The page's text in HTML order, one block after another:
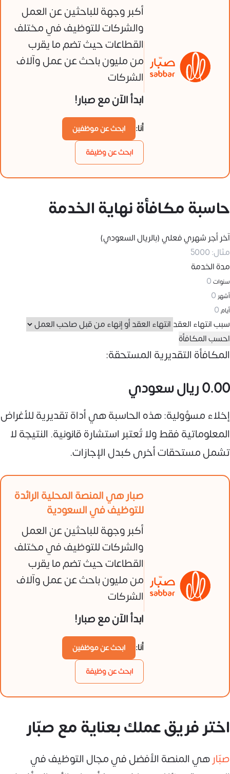
أكبر وجهة للباحثين عن العمل
والشركات للتوظيف في مختلف
القطاعات حيث تضم ما يقرب
من مليون باحث عن عمل وآلاف
الشركات
ابدأ الآن مع صبار!
أنا:
ابحث عن موظفين
ابحث عن وظيفة
حاسبة مكافأة نهاية الخدمة
آخر أجر شهري فعلي (بالريال السعودي)
مدة الخدمة
سنوات
أشهر
أيام
سبب انتهاء العقد
احسب المكافأة
المكافأة التقديرية المستحقة:
0.00ريال سعودي
إخلاء مسؤولية: هذه الحاسبة هي أداة تقديرية للأغراض
المعلوماتية فقط ولا تُعتبر استشارة قانونية. النتيجة لا
تشمل مستحقات أخرى كبدل الإجازات.
صبار هي المنصة المحلية الرائدة
للتوظيف في السعودية
أكبر وجهة للباحثين عن العمل
والشركات للتوظيف في مختلف
القطاعات حيث تضم ما يقرب
من مليون باحث عن عمل وآلاف
الشركات
ابدأ الآن مع صبار!
أنا:
ابحث عن موظفين
ابحث عن وظيفة
اختر فريق عملك بعناية مع صبّار
صبّارهي المنصة الأفضل في مجال التوظيف في